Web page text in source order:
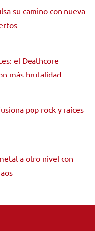
su camino con nueva
el Deathcore
más brutalidad
pop rock y raíces
a otro nivel con